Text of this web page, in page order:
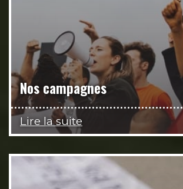
Nos campagnes
Lire la suite